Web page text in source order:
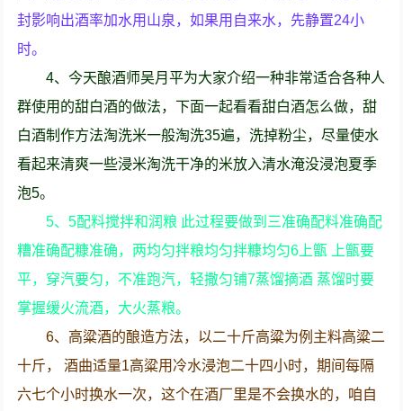
封影响出酒率加水用山泉，如果用自来水，先静置24小
时。
4、今天酿酒师吴月平为大家介绍一种非常适合各种人
群使用的甜白酒的做法，下面一起看看甜白酒怎么做，甜
白酒制作方法淘洗米一般淘洗35遍，洗掉粉尘，尽量使水
看起来清爽一些浸米淘洗干净的米放入清水淹没浸泡夏季
泡5。
5、5配料搅拌和润粮 此过程要做到三准确配料准确配
糟准确配糠准确，两均匀拌粮均匀拌糠均匀6上甑 上甑要
平，穿汽要匀，不准跑汽，轻撒匀铺7蒸馏摘酒 蒸馏时要
掌握缓火流酒，大火蒸粮。
6、高粱酒的酿造方法，以二十斤高粱为例主料高粱二
十斤， 酒曲适量1高粱用冷水浸泡二十四小时，期间每隔
六七个小时换水一次，这个在酒厂里是不会换水的，咱自